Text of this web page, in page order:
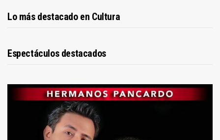
Lo más destacado en Cultura
Espectáculos destacados